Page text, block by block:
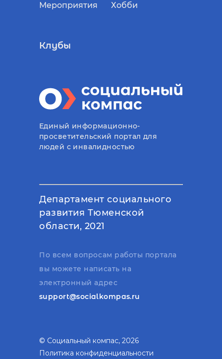
Мероприятия
Хобби
Клубы
Единый информационно-
просветительский портал для
людей с инвалидностью
Департамент социального
развития Тюменской
области, 2021
По всем вопросам работы портала
вы можете написать на
электронный адрес
support@socialkompas.ru
© Социальный компас, 2026
Политика конфиденциальности